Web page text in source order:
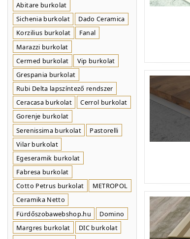
Abitare burkolat
Sichenia burkolat
Dado Ceramica
Korzilius burkolat
Fanal
Marazzi burkolat
Cermed burkolat
Vip burkolat
Grespania burkolat
Rubi Delta lapszíntező rendszer
Ceracasa burkolat
Cerrol burkolat
Gorenje burkolat
Serenissima burkolat
Pastorelli
Vilar burkolat
Egeseramik burkolat
Fabresa burkolat
Cotto Petrus burkolat
METROPOL
Ceramika Netto
Fürdőszobawebshop.hu
Domino
Margres burkolat
DIC burkolat